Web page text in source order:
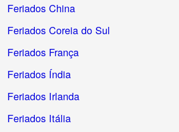
Feriados China
Feriados Coreia do Sul
Feriados França
Feriados Índia
Feriados Irlanda
Feriados Itália